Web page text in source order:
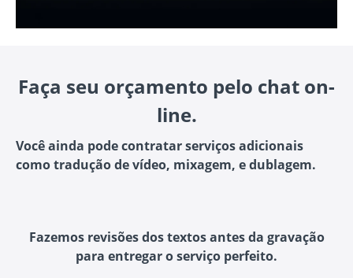
Faça seu orçamento pelo chat on-
line.
Você ainda pode contratar serviços adicionais
como tradução de vídeo, mixagem, e dublagem.
Fazemos revisões dos textos antes da gravação
para entregar o serviço perfeito.